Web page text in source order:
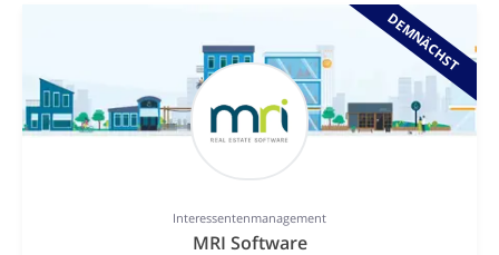
DEMNÄCHST
Interessentenmanagement
MRI Software